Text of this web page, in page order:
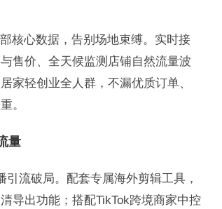
核心数据，告别场地束缚。实时接
售价、全天候监测店铺自然流量波
家轻创业全人群，不漏优质订单、
。
量
流破局。配套专属海外剪辑工具，
导出功能；搭配TikTok跨境商家中控